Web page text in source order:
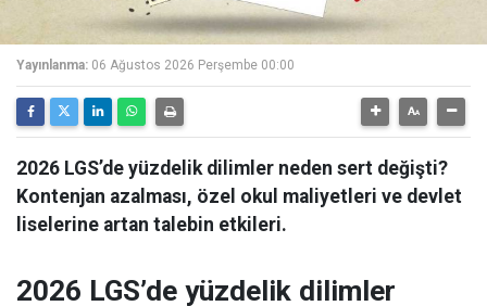
Yayınlanma: 06 Ağustos 2026 Perşembe 00:00
2026 LGS’de yüzdelik dilimler neden sert değişti?
Kontenjan azalması, özel okul maliyetleri ve devlet
liselerine artan talebin etkileri.
2026 LGS’de yüzdelik dilimler